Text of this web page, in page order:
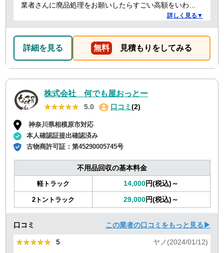
業者さんに廃品処理をお願いしたらすごい高額をいわれ
たことがありましたが、クリーランドさんは提示額通り
詳しく見る▼
詳細を見る 無料 見積もりをしてみる
株式会社 何でも屋おっとー
★★★★★
★★★★★ 5.0 口コミ (2)
神奈川県相模原市対応
本人確認証提出確認済み
古物商許可証：第45290005745号
不用品回収の基本料金
軽トラック 14,000円(税込)～
2トントラック 29,000円(税込)～
口コミ この業者の口コミをもっと見る▶
★★★★★
★★★★★ 5 ヤノ(2024/01/12)